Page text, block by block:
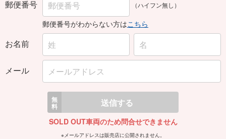
郵便番号 （ハイフン無し）
郵便番号がわからない方はこちら
お名前
メール
無
料 送信する
SOLD OUT車両のため問合せできません
※メールアドレスは販売店に公開されません。